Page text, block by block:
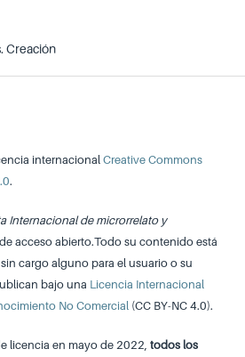
Creación
internacional Creative Commons
.
Internacional de microrrelato y
acceso abierto.Todo su contenido está
cargo alguno para el usuario o su
bajo una Licencia Internacional
No Comercial (CC BY-NC 4.0).
licencia en mayo de 2022, todos los